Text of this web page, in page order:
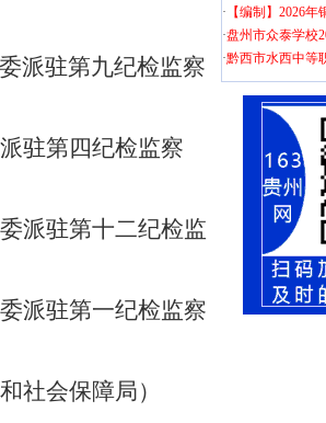
· 【编制】2026
·盘州市众泰学校
·黔西市水西中等
派驻第九纪检监察
驻第四纪检监察
派驻第十二纪检监
派驻第一纪检监察
社会保障局）